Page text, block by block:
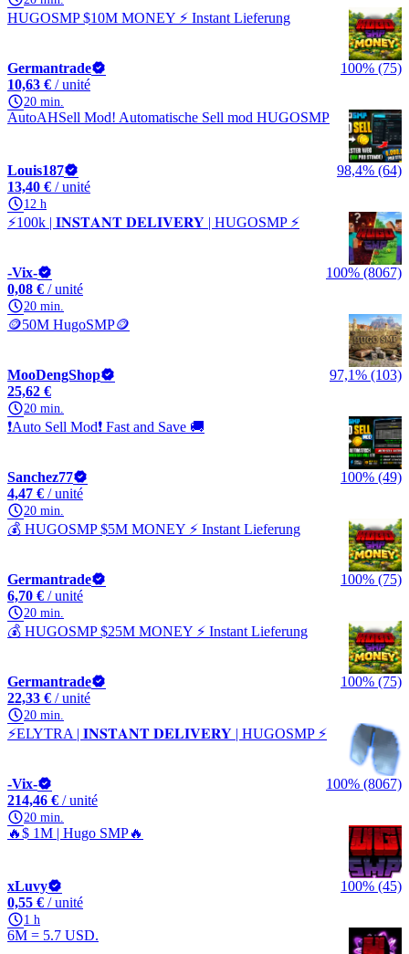
HUGOSMP $10M MONEY ⚡ Instant Lieferung
Germantrade
100% (75)
10,63 € / unité
20 min.
AutoAHSell Mod! Automatische Sell mod HUGOSMP
Louis187
98,4% (64)
13,40 € / unité
12 h
⚡100k | 𝐈𝐍𝐒𝐓𝐀𝐍𝐓 𝐃𝐄𝐋𝐈𝐕𝐄𝐑𝐘 | HUGOSMP ⚡
-Vix-
100% (8067)
0,08 € / unité
20 min.
🪙50M HugoSMP🪙
MooDengShop
97,1% (103)
25,62 €
20 min.
❗Auto Sell Mod❗ Fast and Save 🚚
Sanchez77
100% (49)
4,47 € / unité
20 min.
💰 HUGOSMP $5M MONEY ⚡ Instant Lieferung
Germantrade
100% (75)
6,70 € / unité
20 min.
💰 HUGOSMP $25M MONEY ⚡ Instant Lieferung
Germantrade
100% (75)
22,33 € / unité
20 min.
⚡ELYTRA | 𝐈𝐍𝐒𝐓𝐀𝐍𝐓 𝐃𝐄𝐋𝐈𝐕𝐄𝐑𝐘 | HUGOSMP ⚡
-Vix-
100% (8067)
214,46 € / unité
20 min.
🔥$ 1M | Hugo SMP🔥
xLuvy
100% (45)
0,55 € / unité
1 h
6M = 5.7 USD.